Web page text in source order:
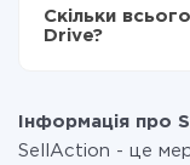
Ви оплачуєте
передаються з
при
Скільки
Drive?
Інформація про
SellAction - це